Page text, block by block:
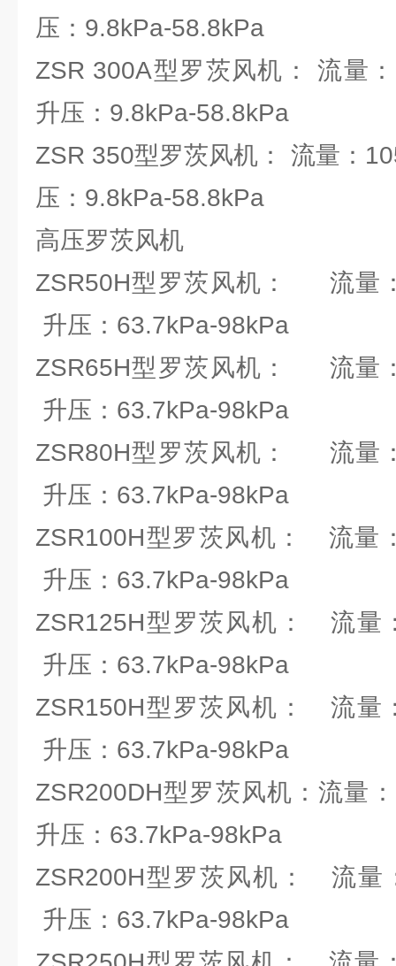
压：9.8kPa-58.8kPa
ZSR 300A型罗茨风机： 流量
升压：9.8kPa-58.8kPa
ZSR 350型罗茨风机： 流量：
压：9.8kPa-58.8kPa
高压罗茨风机
ZSR50H型罗茨风机： 流量
升压：63.7kPa-98kPa
ZSR65H型罗茨风机： 流量
升压：63.7kPa-98kPa
ZSR80H型罗茨风机： 流量
升压：63.7kPa-98kPa
ZSR100H型罗茨风机： 流
升压：63.7kPa-98kPa
ZSR125H型罗茨风机： 流量
升压：63.7kPa-98kPa
ZSR150H型罗茨风机： 流量
升压：63.7kPa-98kPa
ZSR200DH型罗茨风机：流量
升压：63.7kPa-98kPa
ZSR200H型罗茨风机： 流量
升压：63.7kPa-98kPa